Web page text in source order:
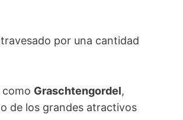
por una cantidad
Graschtengordel,
de los grandes atractivos